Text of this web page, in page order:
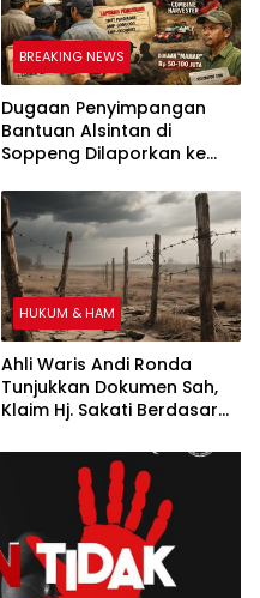
BREAKING NEWS
Dugaan Penyimpangan
Bantuan Alsintan di
Soppeng Dilaporkan ke
Ada Nomor Tiket
Pengaduan Resmi
HUKUM & HAM
Ahli Waris Andi Ronda
Tunjukkan Dokumen Sah,
Klaim Hj. Sakati Berdasar